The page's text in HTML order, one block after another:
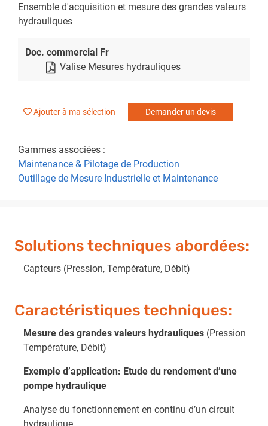
Ensemble d'acquisition et mesure des grandes valeurs
hydrauliques
Doc. commercial Fr
Valise Mesures hydrauliques
Ajouter à ma sélection Demander un devis
Gammes associées :
Maintenance & Pilotage de Production
Outillage de Mesure Industrielle et Maintenance
Solutions techniques abordées:
Capteurs (Pression, Température, Débit)
Caractéristiques techniques:
Mesure des grandes valeurs hydrauliques (Pression
Température, Débit)
Exemple d’application: Etude du rendement d’une
pompe hydraulique
Analyse du fonctionnement en continu d’un circuit